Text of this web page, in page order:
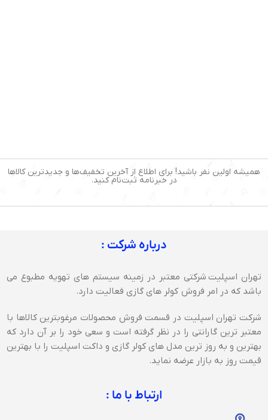
همیشه اولین نفر باشید! برای اطلاع از آخرین تخفیف‌ها و جدیدترین کالاها
در خبرنامه ثبت‌نام کنید.
درباره شرکت :
تهران اسپلیت شرکتی معتبر در زمینه سیستم های تهویه مطبوع می
باشد که در امر فروش کولر های گازی فعالیت دارد.
شرکت تهران اسپلیت در قسمت فروش محصولات مرغوبترین کالاها با
معتبر ترین گارانتی را در نظر گرفته است و سعی خود را بر آن دارد که
بهترین و به روز ترین مدل های کولر گازی و داکت اسپلیت را با بهترین
قیمت روز به بازار عرضه نماید.
ارتباط با ما :